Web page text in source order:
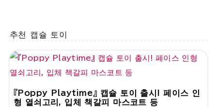
추천 캡슐 토이
『Poppy Playtime』 캡슐 토이 출시! 페이스 인
형 열쇠고리, 입체 책갈피 마스코트 등